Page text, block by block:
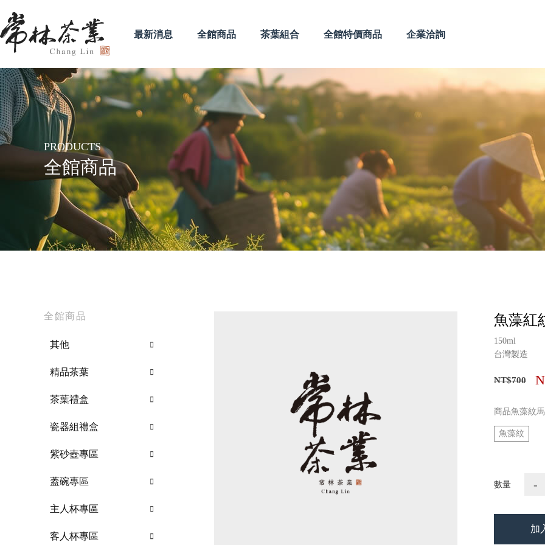
最新消息 全館商品 茶葉組合 全館特價商品 企業洽詢
全館商品
PRODUCTS
全館商品
其他
精品茶葉
茶葉禮盒
瓷器組禮盒
紫砂壺專區
蓋碗專區
主人杯專區
客人杯專區
魚藻紅
150ml
台灣製造
NT$700
商品魚藻紋
魚藻紋
數量 -
加